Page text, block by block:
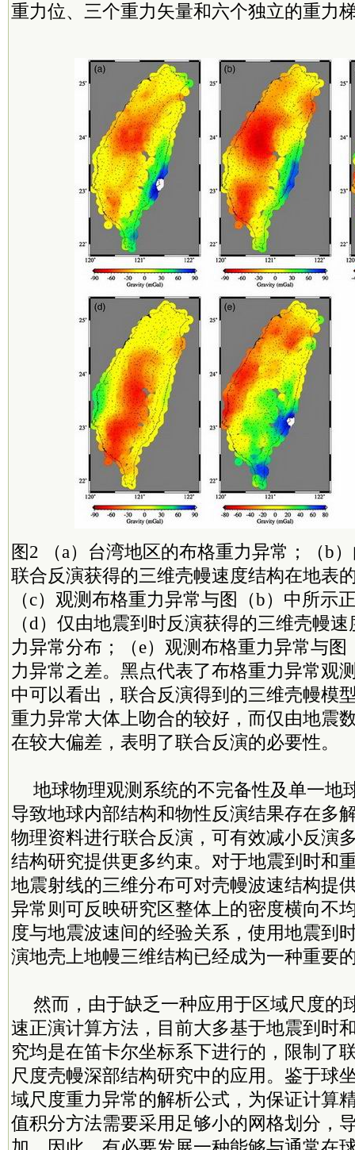
重力位、三个重力矢量和六个独立的重力
图2 （a）台湾地区的布格重力异常；（b
联合反演获得的三维壳幔速度结构在地表
（c）观测布格重力异常与图（b）中所示
（d）仅由地震到时反演获得的三维壳幔
力异常分布；（e）观测布格重力异常与
力异常之差。黑点代表了布格重力异常观
中可以看出，联合反演得到的三维壳幔模
重力异常大体上吻合的较好，而仅由地震
在较大偏差，表明了联合反演的必要性。
地球物理观测系统的不完备性及单一地
导致地球内部结构和物性反演结果存在多
物理资料进行联合反演，可有效减小反演
结构研究提供更多约束。对于地震到时和
地震射线的三维分布可对壳幔波速结构提
异常则可反映研究区整体上的密度横向不
度与地震波速间的经验关系，使用地震到
演地壳上地幔三维结构已经成为一种重要
然而，由于缺乏一种应用于区域尺度的
速正演计算方法，目前大多基于地震到时
究均是在笛卡尔坐标系下进行的，限制了
尺度壳幔深部结构研究中的应用。鉴于球
域尺度重力异常的解析公式，为保证计算
值积分方法需要采用足够小的网格划分，